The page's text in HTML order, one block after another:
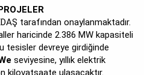
tarafından onaylanmaktadır.
haricinde 2.386 MW kapasiteli
tesisler devreye girdiğinde
seviyesine, yıllık elektrik
kilovatsaate ulaşacaktır.